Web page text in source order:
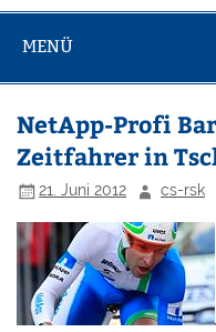
MENÜ
NetApp-Profi
Zeitfahrer in
21. Juni 2012 cs-rsk